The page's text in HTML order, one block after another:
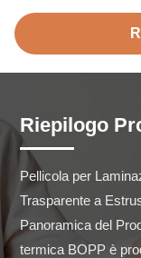
Riepilogo
Pellicola per
Trasparente a
Panoramica del
termica BOPP è